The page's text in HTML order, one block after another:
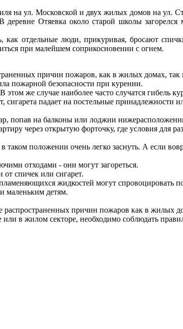
на ул. Московской и двух жилых домов на ул.
Отяевка около старой школы
отдельные люди, прикуривая, бросают
при малейшем соприкосновении с огнем.
причин пожаров, как в жилых домах,
пожарной безопасности при курении.
же случае наиболее часто случатся гибель
падает на постельные принадлежности
попав на балконы или лоджии
через открытую форточку, где условия для
положении очень легко заснуть. А если
отходами - они могут загореться.
от спичек или сигарет.
жидкостей могут спровоцировать
маленьким детям.
причин пожаров как в жилых
в жилом секторе, необходимо соблюдать